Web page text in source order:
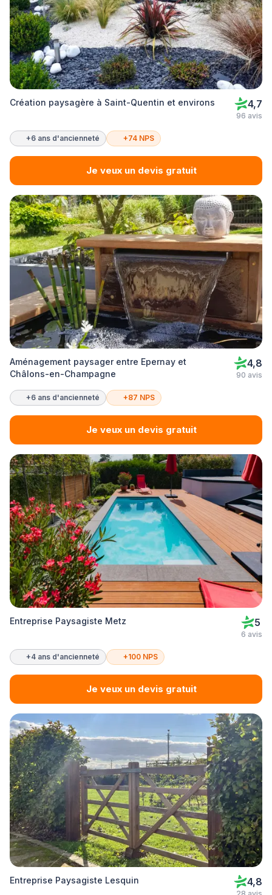
Création paysagère à Saint-Quentin et environs 4,7
96 avis
+6 ans d'ancienneté +74 NPS
Je veux un devis gratuit
Aménagement paysager entre Epernay et
Châlons-en-Champagne
4,8
90 avis
+6 ans d'ancienneté +87 NPS
Je veux un devis gratuit
Entreprise Paysagiste Metz 5
6 avis
+4 ans d'ancienneté +100 NPS
Je veux un devis gratuit
Entreprise Paysagiste Lesquin 4,8